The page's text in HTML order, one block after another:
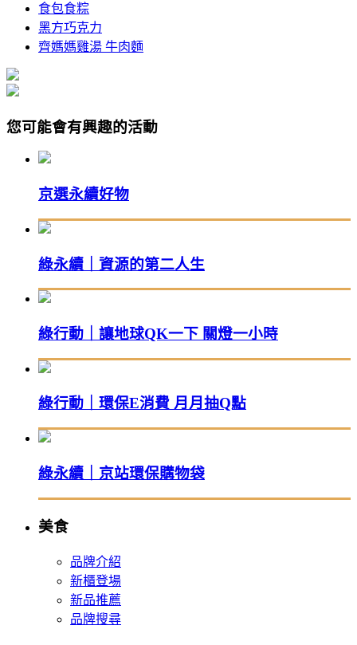
食包食粽
黑方巧克力
齊媽媽雞湯 牛肉麵
您可能會有興趣的活動
京選永續好物
綠永續｜資源的第二人生
綠行動｜讓地球QK一下 關燈一小時
綠行動｜環保E消費 月月抽Q點
綠永續｜京站環保購物袋
美食
品牌介紹
新櫃登場
新品推薦
品牌搜尋